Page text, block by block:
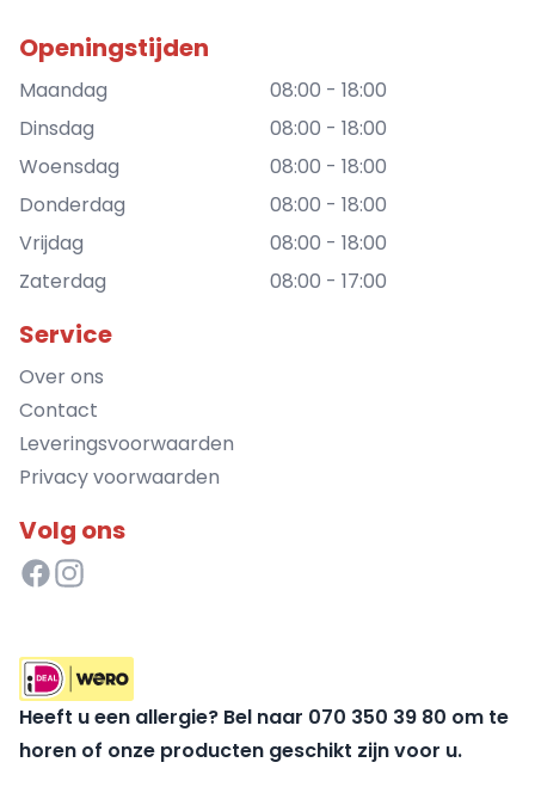
Openingstijden
Maandag
08:00 - 18:00
Dinsdag
08:00 - 18:00
Woensdag
08:00 - 18:00
Donderdag
08:00 - 18:00
Vrijdag
08:00 - 18:00
Zaterdag
08:00 - 17:00
Service
Over ons
Contact
Leveringsvoorwaarden
Privacy voorwaarden
Volg ons
Heeft u een allergie? Bel naar 070 350 39 80 om te
horen of onze producten geschikt zijn voor u.